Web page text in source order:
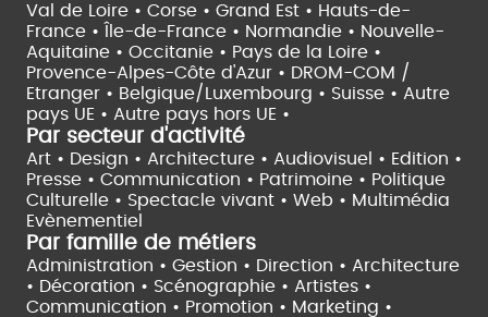
Val de Loire • Corse • Grand Est • Hauts-de-
France • Île-de-France • Normandie • Nouvelle-
Aquitaine • Occitanie • Pays de la Loire •
Provence-Alpes-Côte d'Azur • DROM-COM /
Etranger • Belgique/Luxembourg • Suisse • Autre
pays UE • Autre pays hors UE •
Par secteur d'activité
Art • Design • Architecture • Audiovisuel • Edition •
Presse • Communication • Patrimoine • Politique
Culturelle • Spectacle vivant • Web • Multimédia
Evènementiel
Par famille de métiers
Administration • Gestion • Direction • Architecture
• Décoration • Scénographie • Artistes •
Communication • Promotion • Marketing •